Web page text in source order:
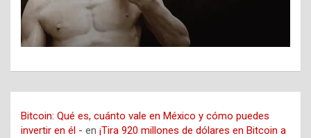
Bitcoin: Qué es, cuánto vale en México y cómo puedes
invertir en él - en ¡Tira 920 millones de dólares en Bitcoin a